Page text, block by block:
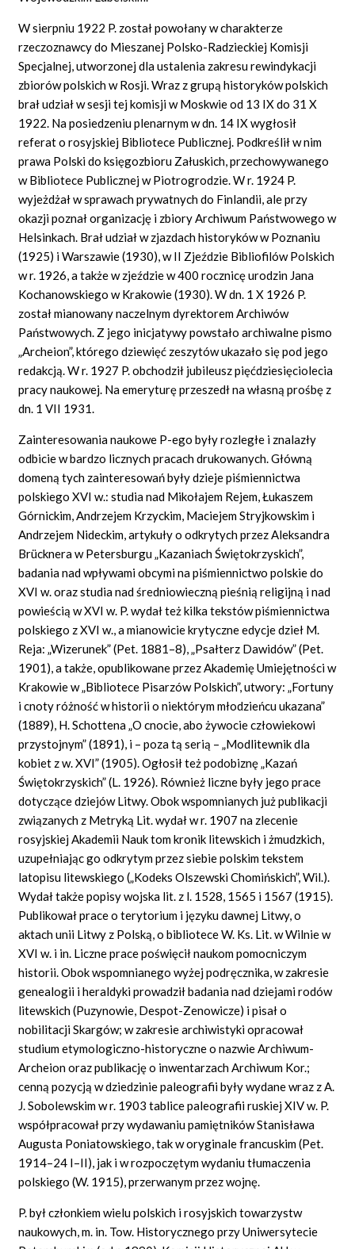
W sierpniu 1922 P. został powołany w charakterze
rzeczoznawcy do Mieszanej Polsko-Radzieckiej Komisji
Specjalnej, utworzonej dla ustalenia zakresu rewindykacji
zbiorów polskich w Rosji. Wraz z grupą historyków polskich
brał udział w sesji tej komisji w Moskwie od 13 IX do 31 X
1922. Na posiedzeniu plenarnym w dn. 14 IX wygłosił
referat o rosyjskiej Bibliotece Publicznej. Podkreślił w nim
prawa Polski do księgozbioru Załuskich, przechowywanego
w Bibliotece Publicznej w Piotrogrodzie. W r. 1924 P.
wyjeżdżał w sprawach prywatnych do Finlandii, ale przy
okazji poznał organizację i zbiory Archiwum Państwowego w
Helsinkach. Brał udział w zjazdach historyków w Poznaniu
(1925) i Warszawie (1930), w II Zjeździe Bibliofilów Polskich
w r. 1926, a także w zjeździe w 400 rocznicę urodzin Jana
Kochanowskiego w Krakowie (1930). W dn. 1 X 1926 P.
został mianowany naczelnym dyrektorem Archiwów
Państwowych. Z jego inicjatywy powstało archiwalne pismo
„Archeion”, którego dziewięć zeszytów ukazało się pod jego
redakcją. W r. 1927 P. obchodził jubileusz pięćdziesięciolecia
pracy naukowej. Na emeryturę przeszedł na własną prośbę z
dn. 1 VII 1931.
Zainteresowania naukowe P-ego były rozległe i znalazły
odbicie w bardzo licznych pracach drukowanych. Główną
domeną tych zainteresowań były dzieje piśmiennictwa
polskiego XVI w.: studia nad Mikołajem Rejem, Łukaszem
Górnickim, Andrzejem Krzyckim, Maciejem Stryjkowskim i
Andrzejem Nideckim, artykuły o odkrytych przez Aleksandra
Brücknera w Petersburgu „Kazaniach Świętokrzyskich”,
badania nad wpływami obcymi na piśmiennictwo polskie do
XVI w. oraz studia nad średniowieczną pieśnią religijną i nad
powieścią w XVI w. P. wydał też kilka tekstów piśmiennictwa
polskiego z XVI w., a mianowicie krytyczne edycje dzieł M.
Reja: „Wizerunek” (Pet. 1881–8), „Psałterz Dawidów” (Pet.
1901), a także, opublikowane przez Akademię Umiejętności w
Krakowie w „Bibliotece Pisarzów Polskich”, utwory: „Fortuny
i cnoty różność w historii o niektórym młodzieńcu ukazana”
(1889), H. Schottena „O cnocie, abo żywocie człowiekowi
przystojnym” (1891), i – poza tą serią – „Modlitewnik dla
kobiet z w. XVI” (1905). Ogłosił też podobiznę „Kazań
Świętokrzyskich” (L. 1926). Również liczne były jego prace
dotyczące dziejów Litwy. Obok wspomnianych już publikacji
związanych z Metryką Lit. wydał w r. 1907 na zlecenie
rosyjskiej Akademii Nauk tom kronik litewskich i żmudzkich,
uzupełniając go odkrytym przez siebie polskim tekstem
latopisu litewskiego („Kodeks Olszewski Chomińskich”, Wil.).
Wydał także popisy wojska lit. z l. 1528, 1565 i 1567 (1915).
Publikował prace o terytorium i języku dawnej Litwy, o
aktach unii Litwy z Polską, o bibliotece W. Ks. Lit. w Wilnie w
XVI w. i in. Liczne prace poświęcił naukom pomocniczym
historii. Obok wspomnianego wyżej podręcznika, w zakresie
genealogii i heraldyki prowadził badania nad dziejami rodów
litewskich (Puzynowie, Despot-Zenowicze) i pisał o
nobilitacji Skargów; w zakresie archiwistyki opracował
studium etymologiczno-historyczne o nazwie Archiwum-
Archeion oraz publikację o inwentarzach Archiwum Kor.;
cenną pozycją w dziedzinie paleografii były wydane wraz z A.
J. Sobolewskim w r. 1903 tablice paleografii ruskiej XIV w. P.
współpracował przy wydawaniu pamiętników Stanisława
Augusta Poniatowskiego, tak w oryginale francuskim (Pet.
1914–24 I–II), jak i w rozpoczętym wydaniu tłumaczenia
polskiego (W. 1915), przerwanym przez wojnę.
P. był członkiem wielu polskich i rosyjskich towarzystw
naukowych, m. in. Tow. Historycznego przy Uniwersytecie